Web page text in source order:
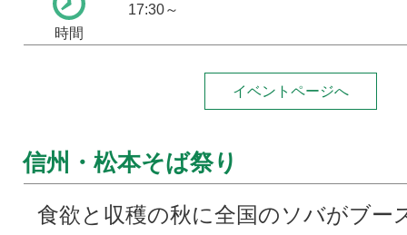
時間
17:30～
イベントページへ
信州・松本そば祭り
食欲と収穫の秋に全国のソバがブー